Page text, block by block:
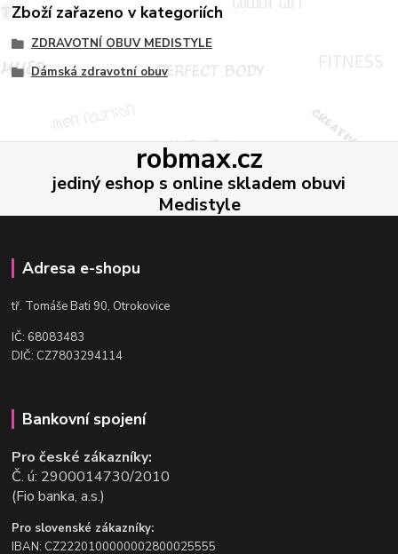
Zboží zařazeno v kategoriích
ZDRAVOTNÍ OBUV MEDISTYLE
Dámská zdravotní obuv
robmax.cz
jediný eshop s online skladem obuvi
Medistyle
Adresa e-shopu
tř. Tomáše Bati 90, Otrokovice
IČ: 68083483
DIČ: CZ7803294114
Bankovní spojení
Pro české zákazníky:
Č. ú: 2900014730/2010
(Fio banka, a.s.)
Pro slovenské zákazníky:
IBAN: CZ2220100000002800025555